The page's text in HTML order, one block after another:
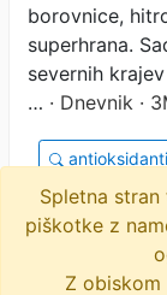
borovnice,
superhrana.
severnih
… · Dnevnik ·
antioksidanti
haskap
Spletna
piškotke z
Z obiskom